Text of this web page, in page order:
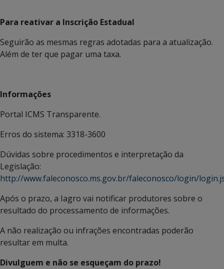
Para reativar a Inscrição Estadual
Seguirão as mesmas regras adotadas para a atualização.
Além de ter que pagar uma taxa.
Informações
Portal ICMS Transparente.
Erros do sistema: 3318-3600
Dúvidas sobre procedimentos e interpretação da
Legislação:
http://www.faleconosco.ms.gov.br/faleconosco/login/
Após o prazo, a Iagro vai notificar produtores sobre o
resultado do processamento de informações.
A não realização ou infrações encontradas poderão
resultar em multa.
Divulguem e não se esqueçam do prazo!